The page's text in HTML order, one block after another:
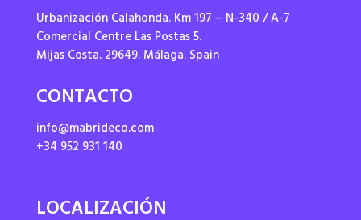
Urbanización Calahonda. Km 197 – N-340 / A-7
Comercial Centre Las Postas 5.
Mijas Costa. 29649. Málaga. Spain
CONTACTO
info@mabrideco.com
+34 952 931 140
LOCALIZACIÓN